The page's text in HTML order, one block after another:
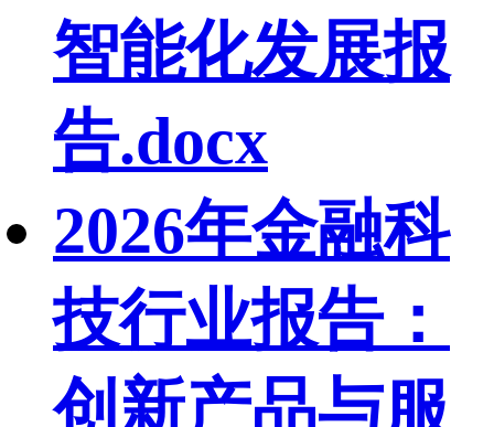
智能化发展报
告.docx
2026年金融科
技行业报告：
创新产品与服